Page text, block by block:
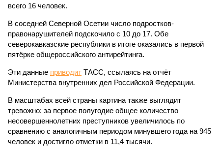
всего 16 человек.
В соседней Северной Осетии число подростков-
правонарушителей подскочило с 10 до 17. Обе
северокавказские республики в итоге оказались в первой
пятёрке общероссийского антирейтинга.
Эти данные приводит ТАСС, ссылаясь на отчёт
Министерства внутренних дел Российской Федерации.
В масштабах всей страны картина также выглядит
тревожно: за первое полугодие общее количество
несовершеннолетних преступников увеличилось по
сравнению с аналогичным периодом минувшего года на 945
человек и достигло отметки в 11,4 тысячи.